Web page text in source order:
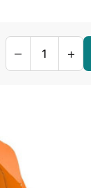
– +